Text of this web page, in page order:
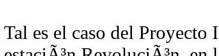
Tal es el caso del